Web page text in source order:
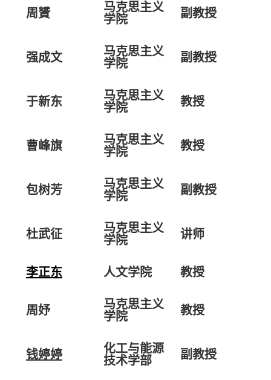
周贇
马克思主义
学院
副教授
强成文
马克思主义
学院
副教授
于新东
马克思主义
学院
教授
曹峰旗
马克思主义
学院
教授
包树芳
马克思主义
学院
副教授
杜武征
马克思主义
学院
讲师
李正东 人文学院 教授
周妤
马克思主义
学院
教授
钱婷婷
化工与能源
技术学部
副教授